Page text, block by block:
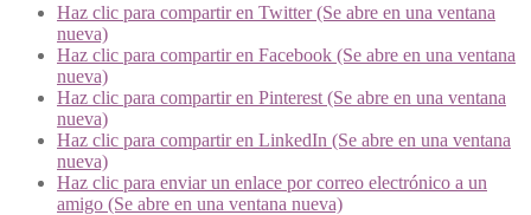
Haz clic para compartir en Twitter (Se abre en una ventana
nueva)
Haz clic para compartir en Facebook (Se abre en una ventana
nueva)
Haz clic para compartir en Pinterest (Se abre en una ventana
nueva)
Haz clic para compartir en LinkedIn (Se abre en una ventana
nueva)
Haz clic para enviar un enlace por correo electrónico a un
amigo (Se abre en una ventana nueva)